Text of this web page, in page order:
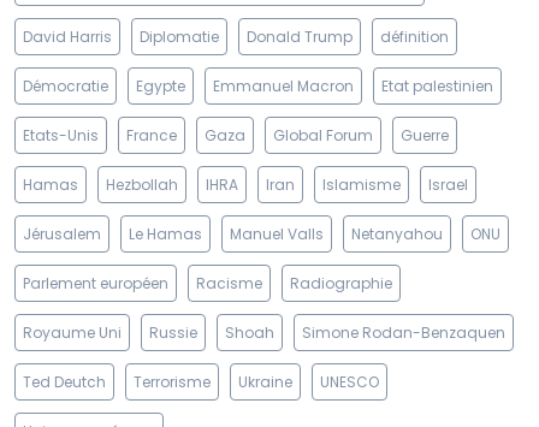
David Harris Diplomatie Donald Trump définition
Démocratie Egypte Emmanuel Macron Etat palestinien
Etats-Unis France Gaza Global Forum Guerre
Hamas Hezbollah IHRA Iran Islamisme Israel
Jérusalem Le Hamas Manuel Valls Netanyahou ONU
Parlement européen Racisme Radiographie
Royaume Uni Russie Shoah Simone Rodan-Benzaquen
Ted Deutch Terrorisme Ukraine UNESCO